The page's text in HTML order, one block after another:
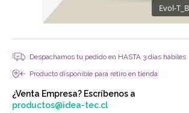
Evol-
Despachamos tu pedido en HASTA 3 días hábiles
Producto disponible para retiro en tienda
¿Venta Empresa? Escríbenos a
productos@idea-tec.cl